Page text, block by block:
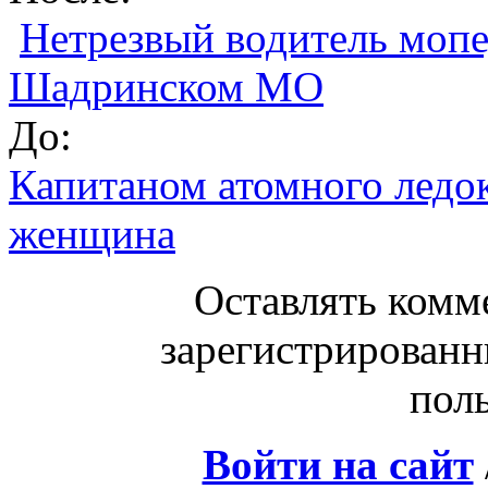
Нетрезвый водитель
Шадринском МО
До:
Капитаном атомного
женщина
Оставлять
Войти на сайт